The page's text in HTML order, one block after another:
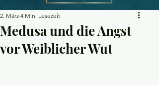
Medusa und die Angst
vor Weiblicher Wut
2. März 4 Min. Lesezeit